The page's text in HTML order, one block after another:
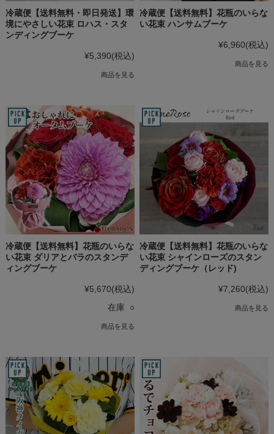
冷蔵便【送料無料・即日発送】環
境にやさしい花束 ロハス・スタ
ンディングブーケ
¥5,390(税込)
商品を見る
冷蔵便【送料無料】花瓶のいらな
い花束 ハンサムブーケ
¥6,960(税込)
商品を見る
冷蔵便【送料無料】花瓶のいらな
い花束 ダリアとバラのスタンデ
ィングブーケ
¥5,670(税込)
在庫 ○
商品を見る
冷蔵便【送料無料】花瓶のいらな
い花束 シャインローズのスタン
ディングブーケ（レッド)
¥7,260(税込)
商品を見る